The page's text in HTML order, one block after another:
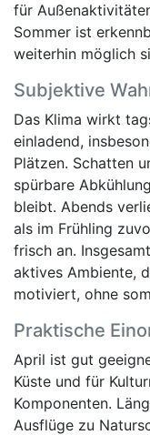
für
Sommer ist
weiterhin möglich
Subjektive
Das Klima wirkt
einladend,
Plätzen. Schatten
spürbare
bleibt. Abends
als im Frühling
frisch an.
aktives Ambiente,
motiviert, ohne
Praktische
April ist gut
Küste und für
Komponenten.
Ausflüge zu